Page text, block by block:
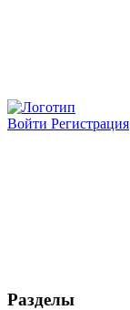
Войти Регистрация
Разделы